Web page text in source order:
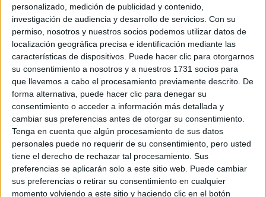
personalizado, medición de publicidad y contenido,
investigación de audiencia y desarrollo de servicios. Con su
permiso, nosotros y nuestros socios podemos utilizar datos de
localización geográfica precisa e identificación mediante las
características de dispositivos. Puede hacer clic para otorgarnos
su consentimiento a nosotros y a nuestros 1731 socios para
que llevemos a cabo el procesamiento previamente descrito. De
forma alternativa, puede hacer clic para denegar su
consentimiento o acceder a información más detallada y
cambiar sus preferencias antes de otorgar su consentimiento.
Tenga en cuenta que algún procesamiento de sus datos
personales puede no requerir de su consentimiento, pero usted
tiene el derecho de rechazar tal procesamiento. Sus
preferencias se aplicarán solo a este sitio web. Puede cambiar
sus preferencias o retirar su consentimiento en cualquier
momento volviendo a este sitio y haciendo clic en el botón
Comentarios
19 de noviembre, 2021 - 16:39
Silvia1990
Desconectado
Hola! Alfinal que hiciste? Tengo 31 años y también me
gustaría empezar la carrera de psicología. Gracias.
Inicia sesióno regístratepara enviar comentarios
19 de noviembre, 2021 - 21:41 (Responder a #2) #3